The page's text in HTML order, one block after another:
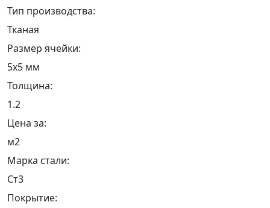
Тип производства:
Тканая
Размер ячейки:
5х5 мм
Толщина:
1.2
Цена за:
м2
Марка стали:
Ст3
Покрытие: